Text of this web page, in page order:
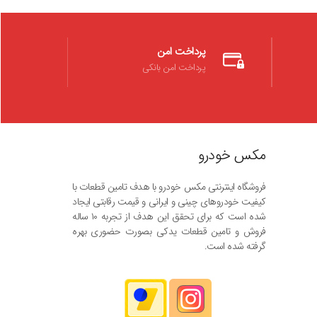
پرداخت امن
پرداخت امن بانکی
مکس خودرو
فروشگاه اینترنتی مکس خودرو با هدف تامین قطعات با
کیفیت خودروهای چینی و ایرانی و قیمت رقابتی ایجاد
شده است که برای تحقق این هدف از تجربه ۱۰ ساله
فروش و تامین قطعات یدکی بصورت حضوری بهره
گرفته شده است.